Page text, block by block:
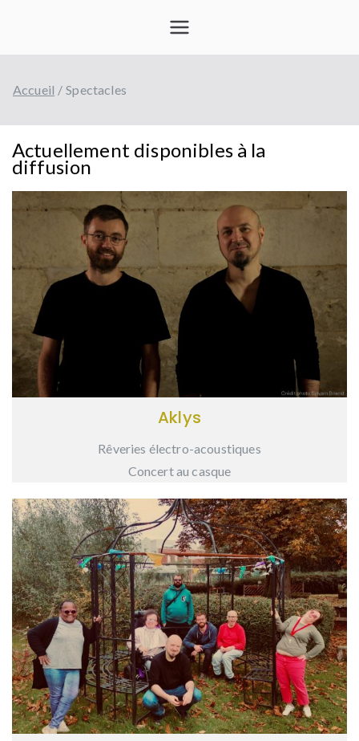
Accueil Spectacles
Actuellement disponibles à la
diffusion
Aklys
Rêveries électro-acoustiques
Concert au casque